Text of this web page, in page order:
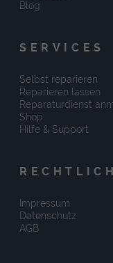
Blog
SERVICES
Selbst reparieren
Reparieren lassen
Reparaturdienst
Shop
Hilfe & Support
Impressum
Datenschutz
AGB